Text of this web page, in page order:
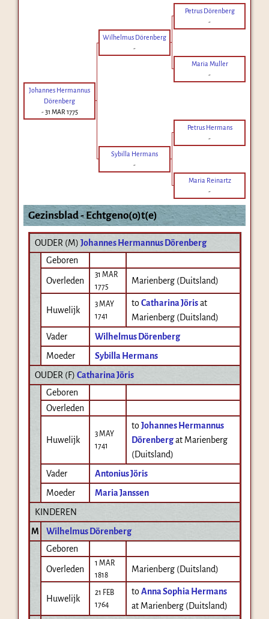
Petrus Dörenberg
-
Wilhelmus Dörenberg
-
Maria Muller
-
Johannes Hermannus
Dörenberg
-31 MAR 1775
Petrus Hermans
-
Sybilla Hermans
-
Maria Reinartz
-
Gezinsblad - Echtgeno(o)t(e)
OUDER (M) Johannes Hermannus Dörenberg
Geboren
Overleden
31 MAR
1775
Marienberg (Duitsland)
Huwelijk
3 MAY
1741
toCatharina Jöris at
Marienberg (Duitsland)
Vader
Wilhelmus Dörenberg
Moeder
Sybilla Hermans
OUDER (F) Catharina Jöris
Geboren
Overleden
Huwelijk
3 MAY
1741
toJohannes Hermannus
Dörenberg at Marienberg
(Duitsland)
Vader
Antonius Jöris
Moeder
Maria Janssen
KINDEREN
M
Wilhelmus Dörenberg
Geboren
Overleden
1 MAR
1818
Marienberg (Duitsland)
Huwelijk
21 FEB
1764
toAnna Sophia Hermans
at Marienberg (Duitsland)